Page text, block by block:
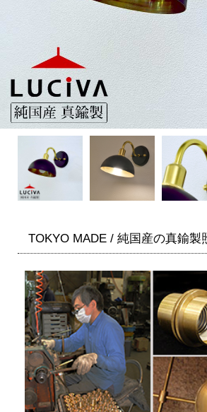
TOKYO MADE / 純国産の真鍮製